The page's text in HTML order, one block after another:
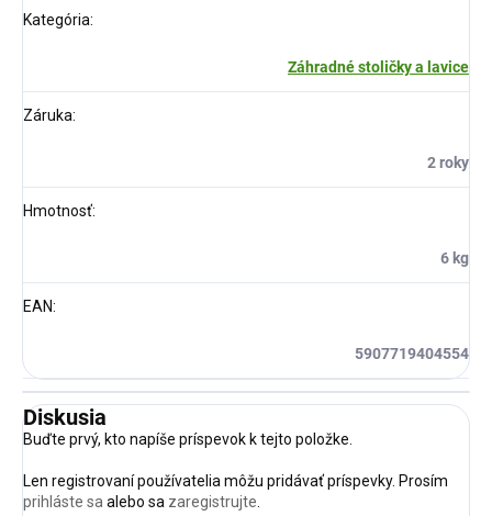
Kategória:
Záhradné stoličky a lavice
Záruka:
2 roky
Hmotnosť:
6 kg
EAN:
5907719404554
Diskusia
Buďte prvý, kto napíše príspevok k tejto položke.
Len registrovaní používatelia môžu pridávať príspevky. Prosím
prihláste sa alebo sa zaregistrujte